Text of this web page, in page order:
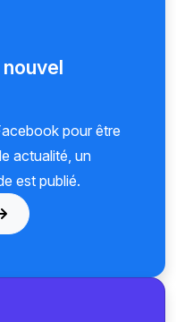
pour être
actualité, un
est publié.